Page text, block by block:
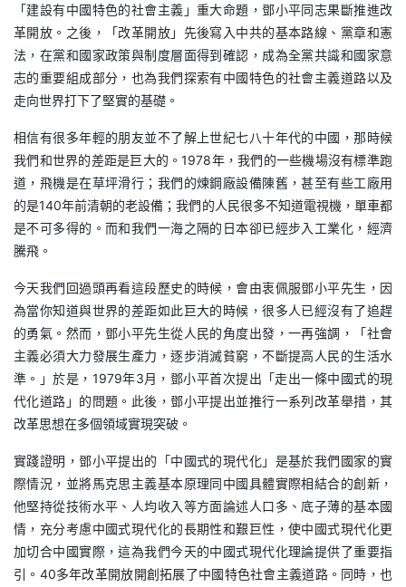
「建設有中國特色的社會主義」重大命題，鄧小平同志果斷推進改
革開放。之後，「改革開放」先後寫入中共的基本路線、黨章和憲
法，在黨和國家政策與制度層面得到確認，成為全黨共識和國家意
志的重要組成部分，也為我們探索有中國特色的社會主義道路以及
走向世界打下了堅實的基礎。
相信有很多年輕的朋友並不了解上世紀七八十年代的中國，那時候
我們和世界的差距是巨大的。1978年，我們的一些機場沒有標準跑
道，飛機是在草坪滑行；我們的煉鋼廠設備陳舊，甚至有些工廠用
的是140年前清朝的老設備；我們的人民很多不知道電視機，單車都
是不可多得的。而和我們一海之隔的日本卻已經步入工業化，經濟
騰飛。
今天我們回過頭再看這段歷史的時候，會由衷佩服鄧小平先生，因
為當你知道與世界的差距如此巨大的時候，很多人已經沒有了追趕
的勇氣。然而，鄧小平先生從人民的角度出發，一再強調，「社會
主義必須大力發展生產力，逐步消滅貧窮，不斷提高人民的生活水
準。」於是，1979年3月，鄧小平首次提出「走出一條中國式的現
代化道路」的問題。此後，鄧小平提出並推行一系列改革舉措，其
改革思想在多個領域實現突破。
實踐證明，鄧小平提出的「中國式的現代化」是基於我們國家的實
際情況，並將馬克思主義基本原理同中國具體實際相結合的創新，
他堅持從技術水平、人均收入等方面論述人口多、底子薄的基本國
情，充分考慮中國式現代化的長期性和艱巨性，使中國式現代化更
加切合中國實際，這為我們今天的中國式現代化理論提供了重要指
引。40多年改革開放開創拓展了中國特色社會主義道路。同時，也